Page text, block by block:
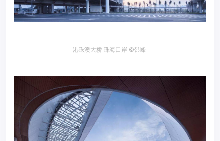
港珠澳大桥 珠海口岸 ©邵峰